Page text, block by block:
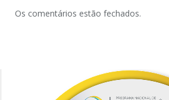
Os comentários estão fechados.